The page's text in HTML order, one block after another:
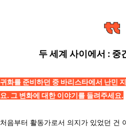
두 세계 사이에서 : 중
귀화를 준비하던 중 바리스타에서 난민
요. 그 변화에 대한 이야기를 들려주세요.
처음부터 활동가로서 의지가 있었던 건